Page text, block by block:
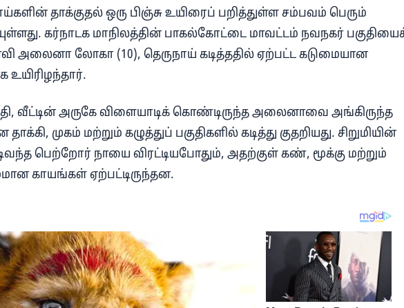
தாக்குதல் ஒரு பிஞ்சு உயிரைப் பறித்துள்ள சம்பவம் பெரும்
கர்நாடக மாநிலத்தின் பாகல்கோட்டை மாவட்டம் நவநகர்
அலைனா லோகா (10), தெருநாய் கடித்ததில் ஏற்பட்ட கடுமையான
உயிரிழந்தார்.
வீட்டின் அருகே விளையாடிக் கொண்டிருந்த அலைனாவை அங்கிருந்த
முகம் மற்றும் கழுத்துப் பகுதிகளில் கடித்து குதறியது. சிறுமியின்
பெற்றோர் நாயை விரட்டியபோதும், அதற்குள் கண், மூக்கு மற்றும்
காயங்கள் ஏற்பட்டிருந்தன.